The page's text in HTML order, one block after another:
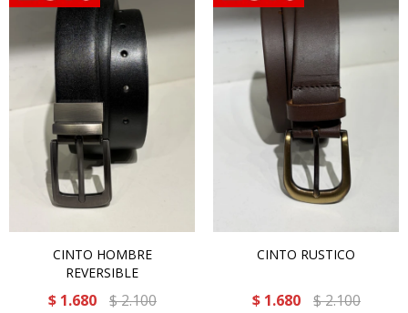
CINTO HOMBRE
REVERSIBLE
$ 1.680 $2.100
CINTO RUSTICO
$ 1.680 $2.100